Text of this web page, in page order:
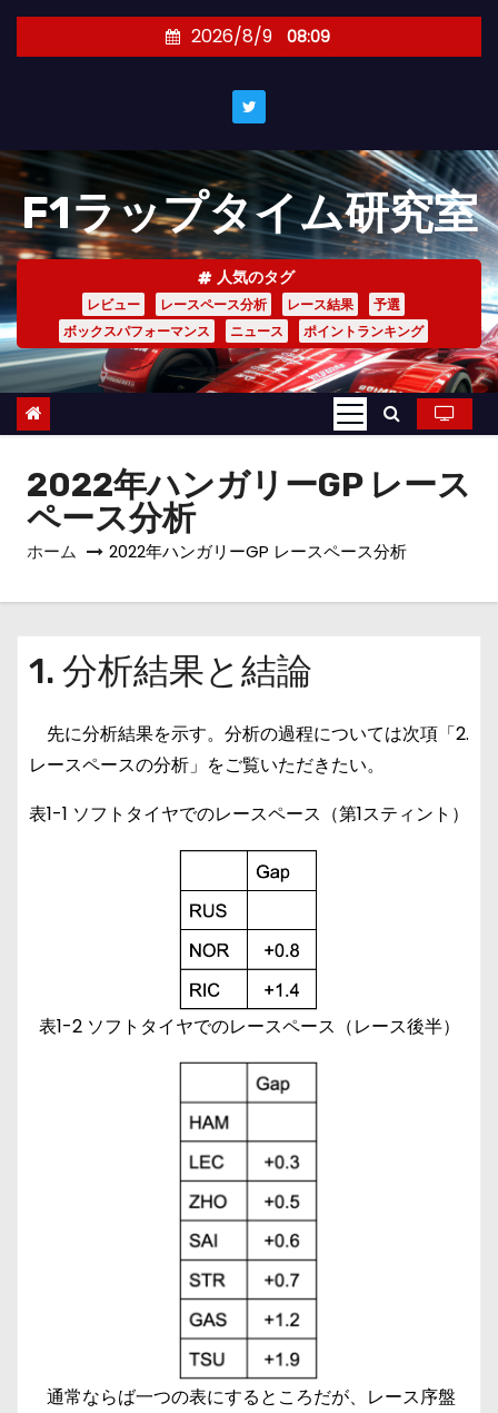
キ
ッ
プ
2026/8/9 08:09
F1ラップタイム研究室
人気のタグ
レビュー レースペース分析 レース結果
予選
ボックスパフォーマンス
ニュース ポイントランキング
2022年ハンガリーGP レース
ペース分析
ホーム 2022年ハンガリーGP レースペース分析
1. 分析結果と結論
先に分析結果を示す。分析の過程については次項「2.
レースペースの分析」をご覧いただきたい。
表1-1 ソフトタイヤでのレースペース（第1スティント）
表1-2 ソフトタイヤでのレースペース（レース後半）
通常ならば一つの表にするところだが、レース序盤